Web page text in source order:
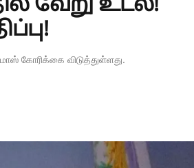
வேறு உடல்!
கோரிக்கை விடுத்துள்ளது.